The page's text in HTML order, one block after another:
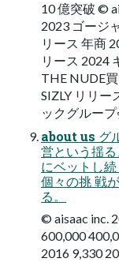
10 億突破 ©
2023 ゴージ
リース 年商
リース 2024
THE NUDE
SIZLY リリー
ックグルー
about us グ
営という揺
にベットし
個々の挑 戦
る。
© aisaac inc.
600,000
2016 9,330